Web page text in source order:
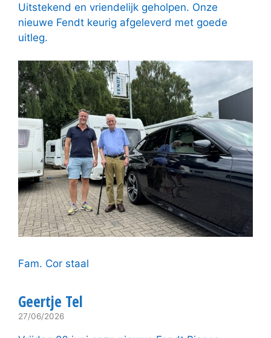
Uitstekend en vriendelijk geholpen. Onze
nieuwe Fendt keurig afgeleverd met goede
uitleg.
Fam. Cor staal
Geertje Tel
27/06/2026